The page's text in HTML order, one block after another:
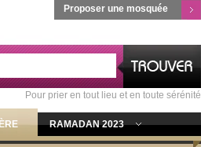
Pour prier en tout lieu et en toute sérénité
Proposer une mosquée
RAMADAN 2023